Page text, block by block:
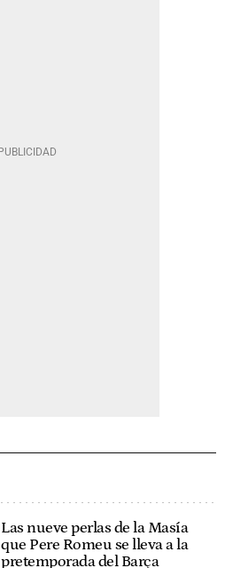
Las nueve perlas de la Masía
que Pere Romeu se lleva a la
pretemporada del Barça